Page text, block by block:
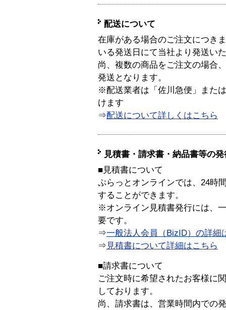
配送について
在庫がある場合のご注文につき
いる発送日にて当社より発送い
尚、複数の商品をご注文の場合
発送となります。
※配送業者は「佐川急便」また
けます
⇒配送について詳しくはこちら
見積書・請求書・納品書等の
■見積書について
ぷらっとオンラインでは、24時
することができます。
※オンライン見積書発行には、
要です。
⇒一般法人会員（BizID）の詳細
⇒ 見積書について詳細はこちら
■請求書について
ご注文時に希望されたお客様に
しております。
尚、請求書は、営業時間内での